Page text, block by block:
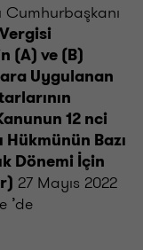
Cumhurbaşkanı
(A) ve (B)
Uygulanan
12 nci
Hükmünün Bazı
Dönemi İçin
) 27 Mayıs 2022
’de